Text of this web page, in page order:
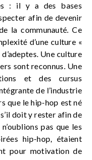
: il y a des bases
afin de devenir
la communauté. Ce
d’une culture «
Une culture
sont reconnus. Une
et des cursus
de l’industrie
que le hip-hop est né
doit y rester afin de
pas que les
hip-hop, étaient
pour motivation de